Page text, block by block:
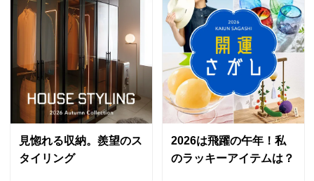
見惚れる収納。羨望のス
タイリング
2026は飛躍の午年！私
のラッキーアイテムは？